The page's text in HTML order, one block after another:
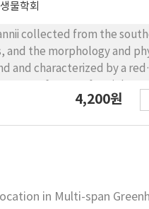
물학회
collected from the
and the morphology and
and characterized by a red
act as seed populations
rRNA gene sequences
of Ph. hartmannii
4,200원
in Multi-span